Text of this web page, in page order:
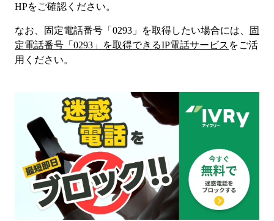
HPをご確認ください。
なお、固定電話番号「 0293 」を取得したい場合には、
固
定電話番号「 0293 」を取得できるIP電話サービス をご活
用ください。